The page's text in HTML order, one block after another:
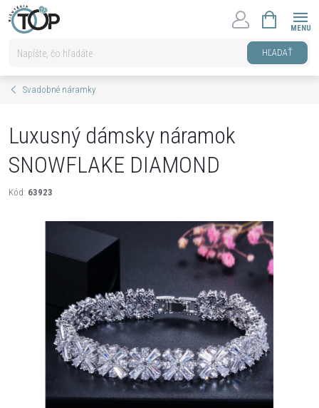
Prejsť
na
HĽADAŤ
KOŠÍK
Svadobné náramky
Luxusný dámsky náramok
SNOWFLAKE DIAMOND
Kód: 63923